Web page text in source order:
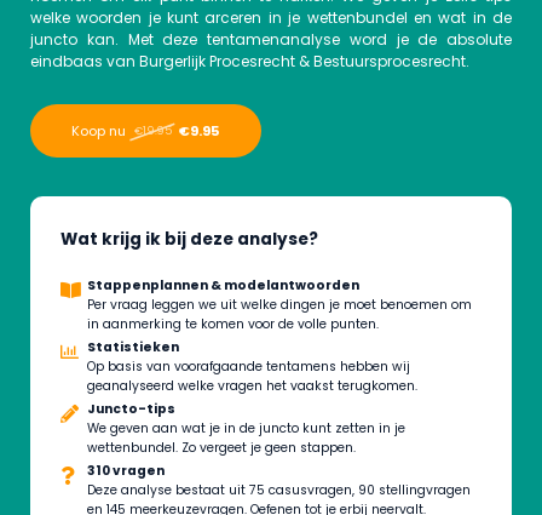
welke woorden je kunt arceren in je wettenbundel en wat in de
juncto kan. Met deze tentamenanalyse word je de absolute
eindbaas van Burgerlijk Procesrecht & Bestuursprocesrecht.
Koop nu €19.95 €9.95
Wat krijg ik bij deze analyse?
Stappenplannen & modelantwoorden
Per vraag leggen we uit welke dingen je moet benoemen om
in aanmerking te komen voor de volle punten.
Statistieken
Op basis van voorafgaande tentamens hebben wij
geanalyseerd welke vragen het vaakst terugkomen.
Juncto-tips
We geven aan wat je in de juncto kunt zetten in je
wettenbundel. Zo vergeet je geen stappen.
310 vragen
Deze analyse bestaat uit 75 casusvragen, 90 stellingvragen
en 145 meerkeuzevragen. Oefenen tot je erbij neervalt.